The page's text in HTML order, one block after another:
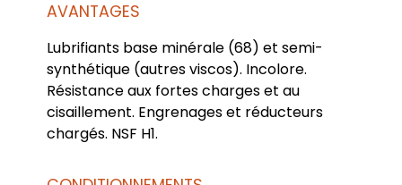
AVANTAGES
Lubrifiants base minérale (68) et semi-
synthétique (autres viscos). Incolore.
Résistance aux fortes charges et au
cisaillement. Engrenages et réducteurs
chargés. NSF H1.